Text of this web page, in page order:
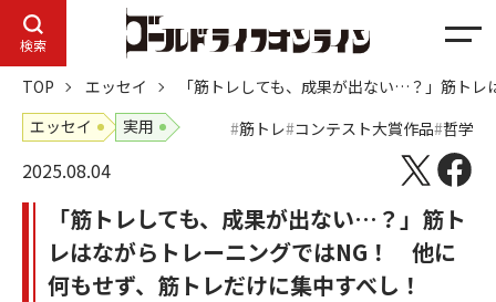
検索
メ
ニ
ュ
ー
TOP エッセイ
「筋トレしても、成果が出ない…？」筋ト
エッセイ
実用 筋トレ コンテスト大賞作品 哲学
2025.08.04
「筋トレしても、成果が出ない…？」筋ト
レはながらトレーニングではNG！ 他に
何もせず、筋トレだけに集中すべし！